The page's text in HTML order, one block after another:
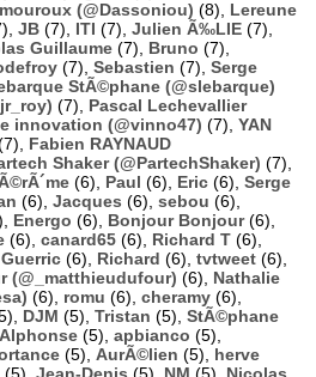
(@Dassoniou) (8), Lereune
JB (7), ITI (7), Julien Ã‰LIE (7),
Guillaume (7), Bruno (7),
(7), Sebastien (7), Serge
StÃ©phane (@slebarque)
(7), Pascal Lechevallier
innovation (@vinno47) (7), YAN
Fabien RAYNAUD
Shaker (@PartechShaker) (7),
(6), Paul (6), Eric (6), Serge
(6), Jacques (6), sebou (6),
Energo (6), Bonjour Bonjour(6),
(6), canard65 (6), Richard T (6),
Guerric (6), Richard (6), tvtweet (6),
(@_matthieudufour) (6), Nathalie
(6), romu (6), cheramy (6),
DJM (5), Tristan (5), StÃ©phane
Alphonse (5), apbianco (5),
(5), AurÃ©lien (5), herve